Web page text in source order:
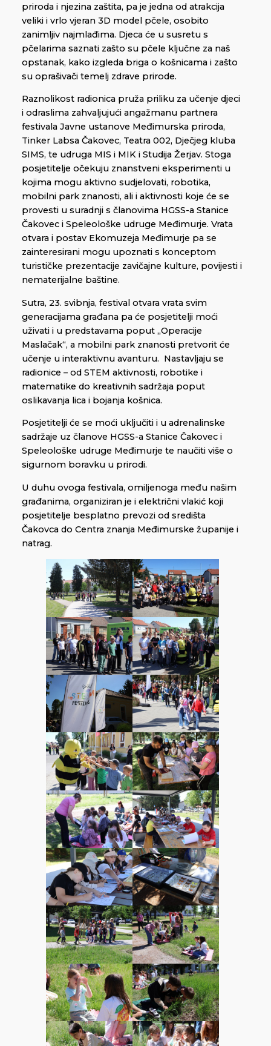
priroda i njezina zaštita, pa je jedna od atrakcija
veliki i vrlo vjeran 3D model pčele, osobito
zanimljiv najmlađima. Djeca će u susretu s
pčelarima saznati zašto su pčele ključne za naš
opstanak, kako izgleda briga o košnicama i zašto
su oprašivači temelj zdrave prirode.
Raznolikost radionica pruža priliku za učenje djeci
i odraslima zahvaljujući angažmanu partnera
festivala Javne ustanove Međimurska priroda,
Tinker Labsa Čakovec, Teatra 002, Dječjeg kluba
SIMS, te udruga MIS i MIK i Studija Žerjav. Stoga
posjetitelje očekuju znanstveni eksperimenti u
kojima mogu aktivno sudjelovati, robotika,
mobilni park znanosti, ali i aktivnosti koje će se
provesti u suradnji s članovima HGSS-a Stanice
Čakovec i Speleološke udruge Međimurje. Vrata
otvara i postav Ekomuzeja Međimurje pa se
zainteresirani mogu upoznati s konceptom
turističke prezentacije zavičajne kulture, povijesti i
nematerijalne baštine.
Sutra, 23. svibnja, festival otvara vrata svim
generacijama građana pa će posjetitelji moći
uživati i u predstavama poput „Operacije
Maslačak“, a mobilni park znanosti pretvorit će
učenje u interaktivnu avanturu. Nastavljaju se
radionice – od STEM aktivnosti, robotike i
matematike do kreativnih sadržaja poput
oslikavanja lica i bojanja košnica.
Posjetitelji će se moći uključiti i u adrenalinske
sadržaje uz članove HGSS-a Stanice Čakovec i
Speleološke udruge Međimurje te naučiti više o
sigurnom boravku u prirodi.
U duhu ovoga festivala, omiljenoga među našim
građanima, organiziran je i električni vlakić koji
posjetitelje besplatno prevozi od središta
Čakovca do Centra znanja Međimurske županije i
natrag.